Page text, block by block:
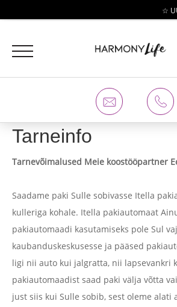
☆
Tarneinfo
Tarnevõimalused Meie koostööpartner
Saadame paki Sulle sobivasse Itella
kulleriga kohale. Itella pakiautomaat
pakiautomaadi kasutamiseks pole Sul
kaubanduskeskusesse ja pääsed
ligi nii auto kui jalgratta, nii lapsevankri
pakiautomaadist saad paki välja võtta
just siis kui Sulle sobib, sest oleme alati